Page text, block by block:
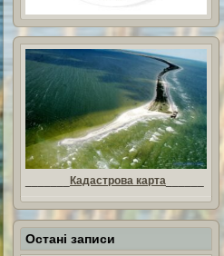
Кадастрова карта
Остані записи